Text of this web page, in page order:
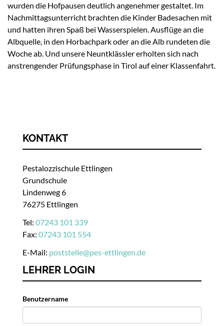
wurden die Hofpausen deutlich angenehmer gestaltet. Im
Nachmittagsunterricht brachten die Kinder Badesachen mit
und hatten ihren Spaß bei Wasserspielen. Ausflüge an die
Albquelle, in den Horbachpark oder an die Alb rundeten die
Woche ab. Und unsere Neuntklässler erholten sich nach
anstrengender Prüfungsphase in Tirol auf einer Klassenfahrt.
KONTAKT
Pestalozzischule Ettlingen
Grundschule
Lindenweg 6
76275 Ettlingen
Tel: 07243 101 339
Fax: 07243 101 554
E-Mail: poststelle@pes-ettlingen.de
LEHRER LOGIN
Benutzername